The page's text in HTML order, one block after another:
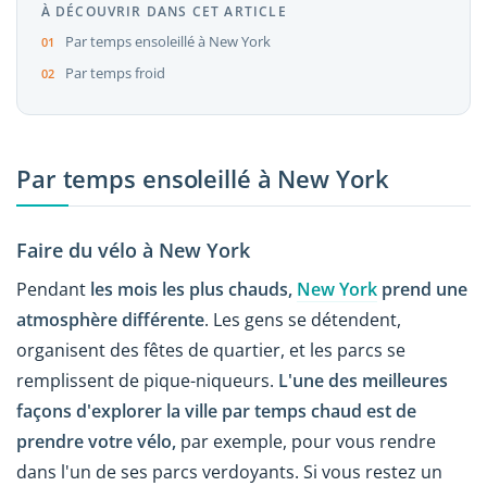
À DÉCOUVRIR DANS CET ARTICLE
Par temps ensoleillé à New York
Par temps froid
Par temps ensoleillé à New York
Faire du vélo à New York
Pendant les mois les plus chauds, New York prend une
atmosphère différente. Les gens se détendent,
organisent des fêtes de quartier, et les parcs se
remplissent de pique-niqueurs. L'une des meilleures
façons d'explorer la ville par temps chaud est de
prendre votre vélo, par exemple, pour vous rendre
dans l'un de ses parcs verdoyants. Si vous restez un